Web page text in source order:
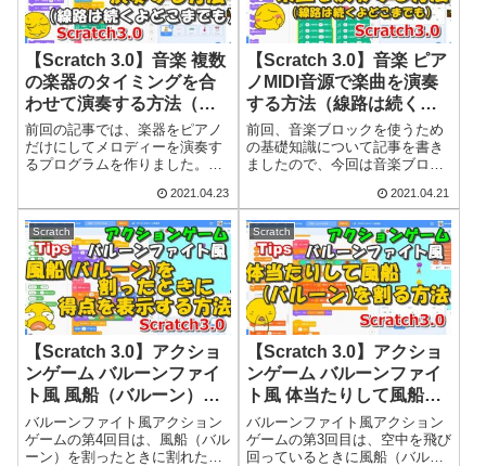
【Scratch 3.0】音楽 複数
の楽器のタイミングを合
わせて演奏する方法（線
路は続くよどこまでも）
（Tips）
前回の記事では、楽器をピアノ
だけにしてメロディーを演奏す
るプログラムを作りました。今
ドラムを追加してバンド演奏っ
ぽくしてみたいと思います。複
数の楽器を同時に演奏させて
も、普通のプログラムの作り方
ではそれぞれの楽器...
2021.04.23
【Scratch 3.0】音楽 ピア
ノMIDI音源で楽曲を演奏
する方法（線路は続くよ
どこまでも）（Tips）
前回、音楽ブロックを使うため
の基礎知識について記事を書き
ましたので、今回は音楽ブロッ
グラムを作っていきます。演奏
するのはパブリックドメインの
楽曲の中からアメリカ民謡の
「I've Been Working on t...
2021.04.21
Scratch
【Scratch 3.0】アクショ
ンゲーム バルーンファイ
ト風 風船（バルーン）を
割ったときに得点を表示
する方法（Tips）
バルーンファイト風アクション
ゲームの第4回目は、風船（バル
ーン）を割ったときに割れた風
Scratch
【Scratch 3.0】アクショ
ンゲーム バルーンファイ
ト風 体当たりして風船
（バルーン）を割る方法
（Tips）
バルーンファイト風アクション
ゲームの第3回目は、空中を飛び
回っているときに風船（バルー